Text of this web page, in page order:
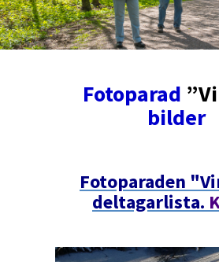
Fotoparad
bilder
Fotoparaden
deltagarlista.